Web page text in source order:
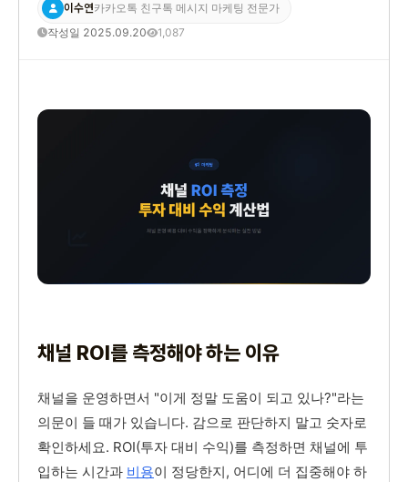
이수연카카오톡 친구톡 메시지 마케팅 전문가
작성일 2025.09.20 1,087
채널 ROI를 측정해야 하는 이유
채널을 운영하면서 "이게 정말 도움이 되고 있나?"라는
의문이 들 때가 있습니다. 감으로 판단하지 말고 숫자로
확인하세요. ROI(투자 대비 수익)를 측정하면 채널에 투
입하는 시간과 비용이 정당한지, 어디에 더 집중해야 하